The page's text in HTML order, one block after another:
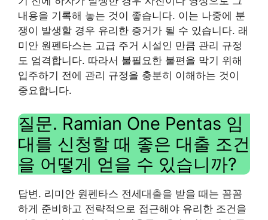
내용을 기록해 놓는 것이 좋습니다. 이는 나중에 분
쟁이 발생할 경우 유리한 증거가 될 수 있습니다. 래
미안 원펜타스는 고급 주거 시설인 만큼 관리 규정
도 엄격합니다. 따라서 불필요한 불편을 막기 위해
입주하기 전에 관리 규정을 충분히 이해하는 것이
중요합니다.
질문. Ramian One Pentas 임
대를 신청할 때 좋은 대출 조건
을 어떻게 얻을 수 있습니까?
답변. 리미안 원펜타스 전세대출을 받을 때는 꼼꼼
하게 준비하고 전략적으로 접근해야 유리한 조건을